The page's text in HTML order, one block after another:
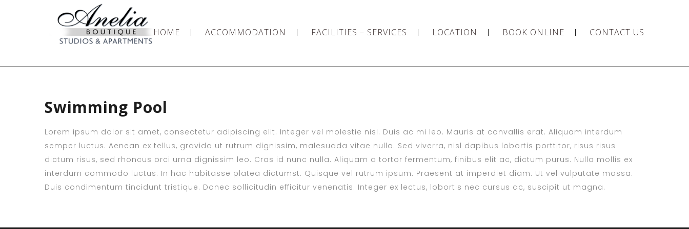
HOME ACCOMMODATION FACILITIES – SERVICES LOCATION BOOK ONLINE CONTACT US
Swimming Pool
Lorem ipsum dolor sit amet, consectetur adipiscing elit. Integer vel molestie nisl. Duis ac mi leo. Mauris at convallis erat. Aliquam interdum
semper luctus. Aenean ex tellus, gravida ut rutrum dignissim, malesuada vitae nulla. Sed viverra, nisl dapibus lobortis porttitor, risus risus
dictum risus, sed rhoncus orci urna dignissim leo. Cras id nunc nulla. Aliquam a tortor fermentum, finibus elit ac, dictum purus. Nulla mollis ex
interdum commodo luctus. In hac habitasse platea dictumst. Quisque vel rutrum ipsum. Praesent at imperdiet diam. Ut vel vulputate massa.
Duis condimentum tincidunt tristique. Donec sollicitudin efficitur venenatis. Integer ex lectus, lobortis nec cursus ac, suscipit ut magna.